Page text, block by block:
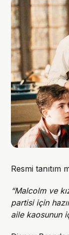
Resmi tanıtım
“Malcolm ve
partisi için
aile kaosunun